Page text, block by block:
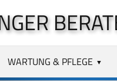
WARTUNG & PFLEGE